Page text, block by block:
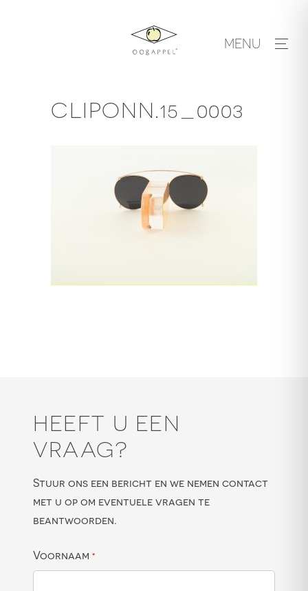
MENU
CLIPONN.15_0003
HEEFT U EEN
VRAAG?
Stuur ons een bericht en we nemen contact
met u op om eventuele vragen te
beantwoorden.
Voornaam *